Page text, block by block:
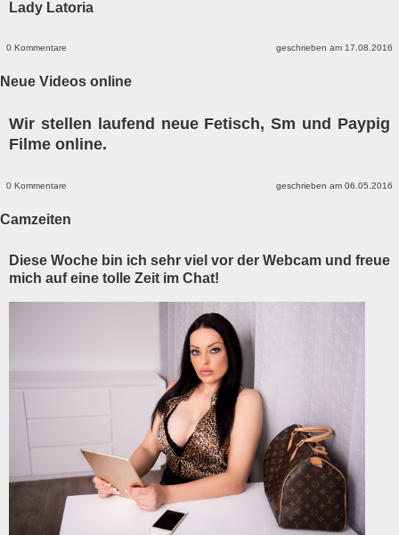
Lady Latoria
0 Kommentare geschrieben am 17.08.2016
Neue Videos online
Wir stellen laufend neue Fetisch, Sm und Paypig
Filme online.
0 Kommentare geschrieben am 06.05.2016
Camzeiten
Diese Woche bin ich sehr viel vor der Webcam und freue
mich auf eine tolle Zeit im Chat!